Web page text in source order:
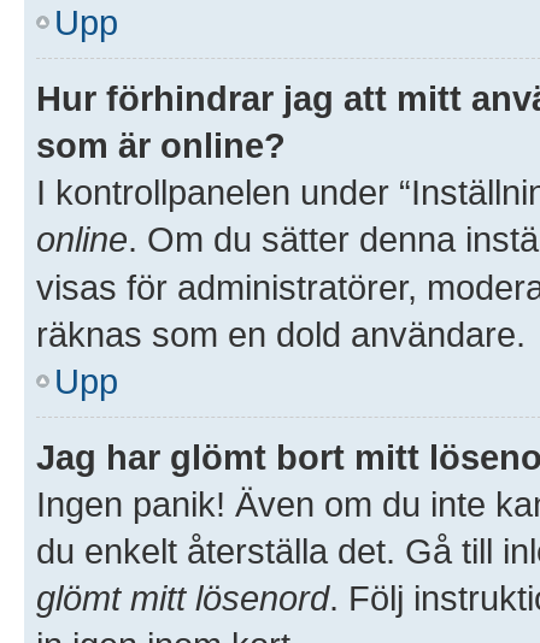
Upp
Hur förhindrar jag att mitt
som är online?
I kontrollpanelen under
online. Om du sätter denna
visas för administratörer,
räknas som en dold användare.
Upp
Jag har glömt bort mitt
Ingen panik! Även om du inte
du enkelt återställa det. Gå till
glömt mitt lösenord. Följ